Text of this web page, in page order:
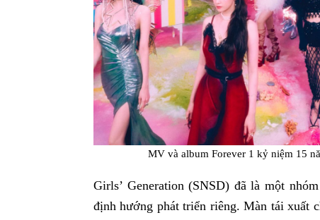
MV và album Forever 1 kỷ niệm 15
Girls’ Generation (SNSD) đã là một
định hướng phát triển riêng. Màn tái xuất